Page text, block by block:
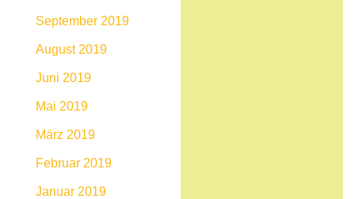
September 2019
August 2019
Juni 2019
Mai 2019
März 2019
Februar 2019
Januar 2019